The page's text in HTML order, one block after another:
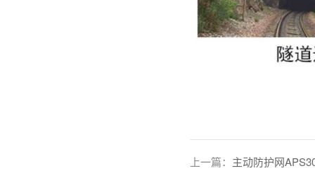
上一篇： 主动防护网